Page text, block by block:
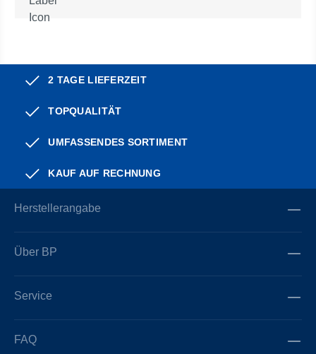
2 TAGE LIEFERZEIT
TOPQUALITÄT
UMFASSENDES SORTIMENT
KAUF AUF RECHNUNG
Herstellerangabe
Über BP
Service
FAQ